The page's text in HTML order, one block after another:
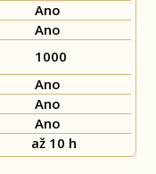
Ano
Ano
1000
Ano
Ano
Ano
až 10 h